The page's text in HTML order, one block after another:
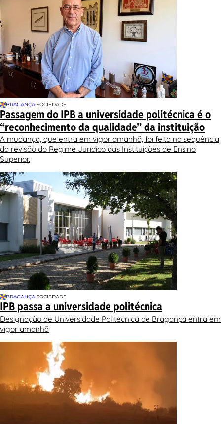
BRAGANÇA•SOCIEDADE
Passagem do IPB a universidade politécnica é o
“reconhecimento da qualidade” da instituição
A mudança, que entra em vigor amanhã, foi feita na sequência
da revisão do Regime Jurídico das Instituições de Ensino
Superior.
BRAGANÇA•SOCIEDADE
IPB passa a universidade politécnica
Designação de Universidade Politécnica de Bragança entra em
vigor amanhã